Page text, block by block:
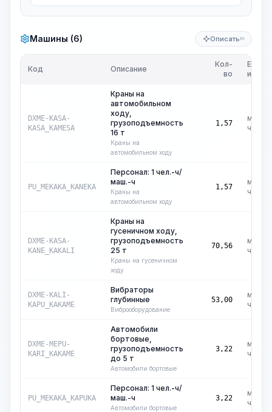
Машины (6) Описать KI
Код Описание
Кол-
во
Ед.
изм.
DXME-KASA-
KASA_KAMESA
Краны на
автомобильном
ходу,
грузоподъемность
16 т
Краны на
автомобильном ходу
1,57
маш.-
ч
PU_MEKAKA_KANEKA
Персонал: 1 чел.-ч/
маш.-ч
Краны на
автомобильном ходу
1,57
маш.-
ч
DXME-KASA-
KANE_KAKALI
Краны на
гусеничном ходу,
грузоподъемность
25 т
Краны на гусеничном
ходу
70,56
маш.-
ч
DXME-KALI-
KAPU_KAKAME
Вибраторы
глубинные
Виброоборудование
53,00
маш.-
ч
DXME-MEPU-
KARI_KAKAME
Автомобили
бортовые,
грузоподъемность
до 5 т
Автомобили бортовые
3,22
маш.-
ч
PU_MEKAKA_KAPUKA
Персонал: 1 чел.-ч/
маш.-ч
Автомобили бортовые
3,22
маш.-
ч